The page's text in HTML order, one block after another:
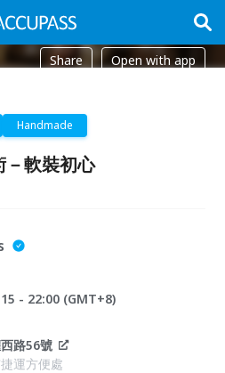
Share Open with app
Handmade
－軟裝初心
- 22:00 (GMT+8)
路56號
運方便處